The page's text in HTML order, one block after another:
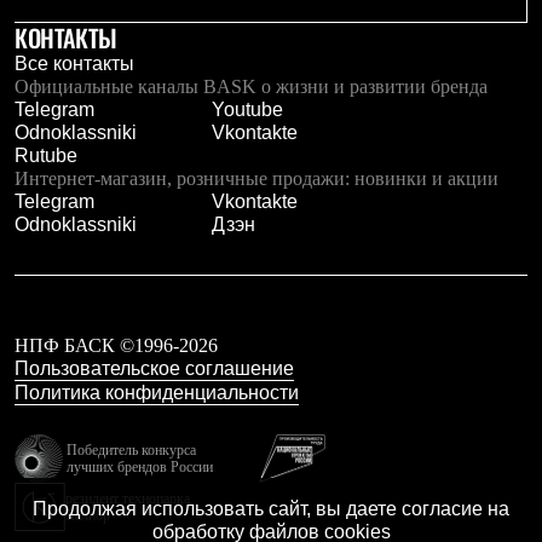
Софтшелл одежда
Куртки
Флисовая одежда
Куртки
Брюки
Жилеты
Комбинезоны
Термобелье
Комплект термобелья
Снаряжение
Палатки
Рюкзаки
Экспедиционные
Легкоходные
Городские
Аксессуары для рюкзаков
Пуховые
Комбинированные
КОНТАКТЫ
Все контакты
Официальные каналы BASK о жизни и развитии бренда
Telegram
Youtube
Odnoklassniki
Vkontakte
Rutube
Интернет-магазин, розничные продажи: новинки и акции
Telegram
Vkontakte
Odnoklassniki
Дзэн
НПФ БАСК ©1996-2026
Пользовательское соглашение
Политика конфиденциальности
Победитель конкурса
лучших брендов России
Калибр
Продолжая использовать сайт, вы даете согласие на
обработку файлов cookies